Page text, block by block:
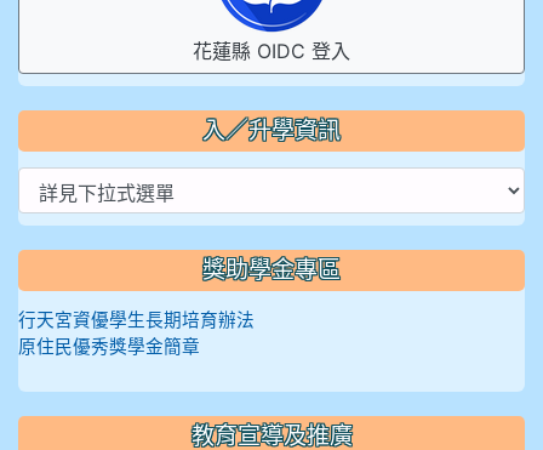
花蓮縣 OIDC 登入
入／升學資訊
獎助學金專區
行天宮資優學生長期培育辦法
原住民優秀獎學金簡章
教育宣導及推廣